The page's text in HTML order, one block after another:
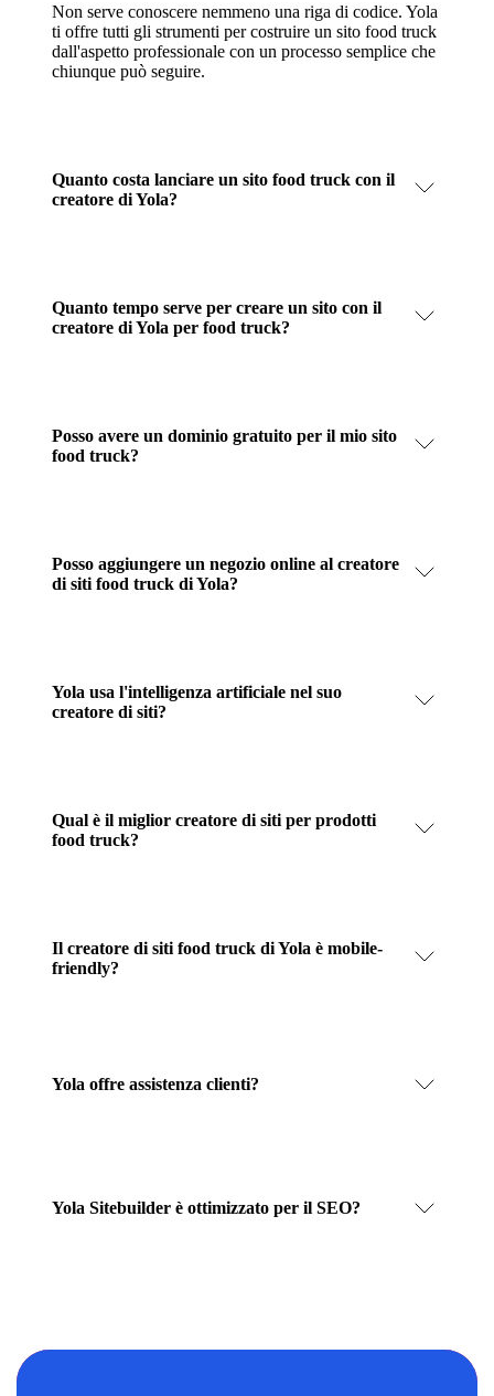
Non serve conoscere nemmeno una riga di codice. Yola
ti offre tutti gli strumenti per costruire un sito food truck
dall'aspetto professionale con un processo semplice che
chiunque può seguire.
Quanto costa lanciare un sito food truck con il
creatore di Yola?
Quanto tempo serve per creare un sito con il
creatore di Yola per food truck?
Posso avere un dominio gratuito per il mio sito
food truck?
Posso aggiungere un negozio online al creatore
di siti food truck di Yola?
Yola usa l'intelligenza artificiale nel suo
creatore di siti?
Qual è il miglior creatore di siti per prodotti
food truck?
Il creatore di siti food truck di Yola è mobile-
friendly?
Yola offre assistenza clienti?
Yola Sitebuilder è ottimizzato per il SEO?